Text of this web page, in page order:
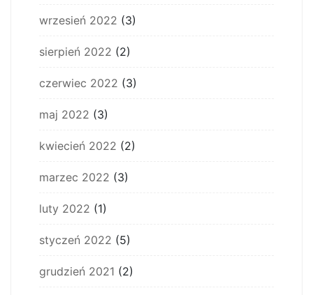
wrzesień 2022 (3)
sierpień 2022 (2)
czerwiec 2022 (3)
maj 2022 (3)
kwiecień 2022 (2)
marzec 2022 (3)
luty 2022 (1)
styczeń 2022 (5)
grudzień 2021 (2)